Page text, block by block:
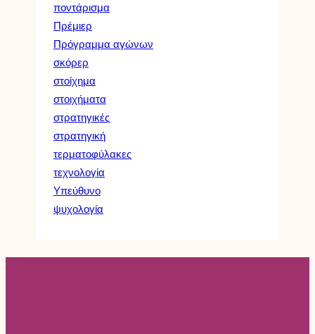
ποντάρισμα
Πρέμιερ
Πρόγραμμα αγώνων
σκόρερ
στοίχημα
στοιχήματα
στρατηγικές
στρατηγική
τερματοφύλακες
τεχνολογία
Υπεύθυνο
ψυχολογία